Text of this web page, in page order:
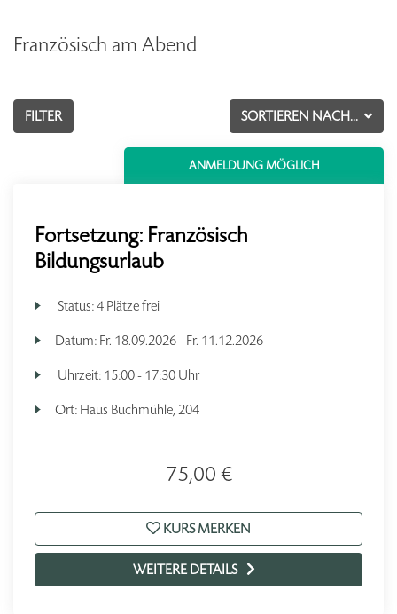
Französisch am Abend
SORTIEREN NACH...
FILTER
ANMELDUNG MÖGLICH
Fortsetzung: Französisch
Bildungsurlaub
Status:4 Plätze frei
Datum: Fr. 18.09.2026 - Fr. 11.12.2026
Uhrzeit: 15:00 - 17:30 Uhr
Ort: Haus Buchmühle, 204
75,00 €
KURS MERKEN
WEITERE DETAILS